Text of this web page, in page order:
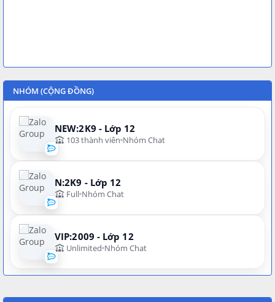
NHÓM (CỘNG ĐỒNG)
NEW:2K9 - Lớp 12
103 thành viên Nhóm Chat
N:2K9 - Lớp 12
Full Nhóm Chat
VIP:2009 - Lớp 12
Unlimited Nhóm Chat